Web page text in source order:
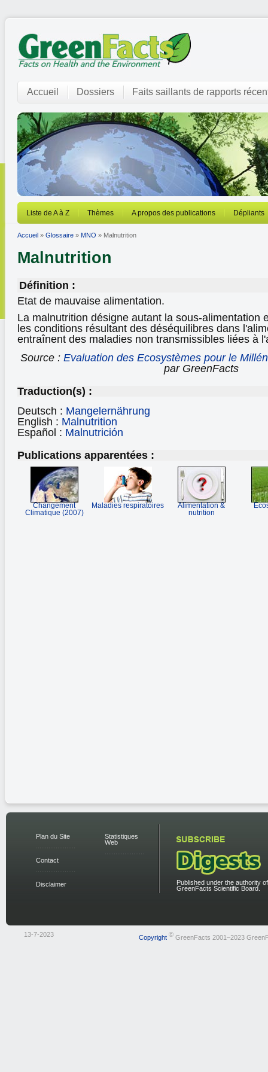
Accueil Dossiers Faits saillants de rapports
Liste de A à Z Thèmes A propos des publications Dépliants
Accueil » Glossaire » MNO » Malnutrition
Malnutrition
Définition :
Etat de mauvaise alimentation.
La malnutrition désigne autant la sous-alimentation
les conditions résultant des déséquilibres dans
entraînent des maladies non transmissibles liées à
Source : Evaluation des Ecosystèmes pour le
par GreenFacts
Traduction(s) :
Deutsch : Mangelernährung
English : Malnutrition
Español : Malnutrición
Publications apparentées :
Changement
Climatique (2007)
Maladies respiratoires
Alimentation &
nutrition
Plan du Site
Contact
Disclaimer
Statistiques
Web
Published under the authority
GreenFacts Scientific Board.
13-7-2023 Copyright ©GreenFacts 2001–2023